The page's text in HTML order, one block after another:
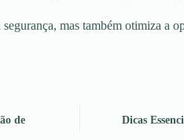
mas também otimiza a
de
Dicas